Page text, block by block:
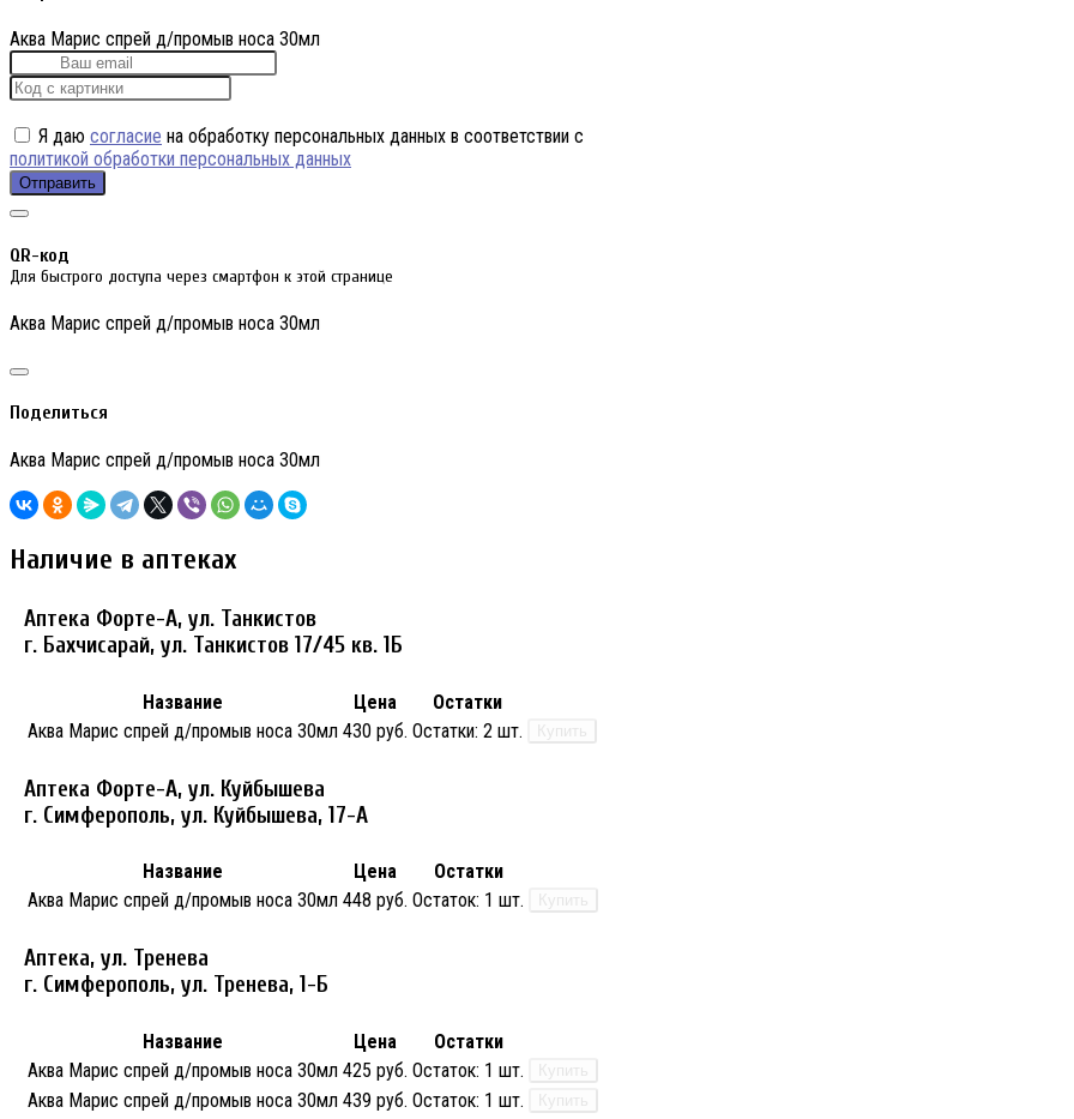
Аква Марис спрей д/промыв носа 30мл
Я даю согласие на обработку персональных данных в соответствии с
политикой обработки персональных данных
Отправить
QR-код
Для быстрого доступа через смартфон к этой странице
Аква Марис спрей д/промыв носа 30мл
Поделиться
Аква Марис спрей д/промыв носа 30мл
Наличие в аптеках
Аптека Форте-А, ул. Танкистов
г. Бахчисарай, ул. Танкистов 17/45 кв. 1Б
Название Цена
Остатки
Аква Марис спрей д/промыв носа 30мл 430 руб. Остатки: 2 шт. Купить
Аптека Форте-А, ул. Куйбышева
г. Симферополь, ул. Куйбышева, 17-А
Название Цена
Остатки
Аква Марис спрей д/промыв носа 30мл 448 руб. Остаток: 1 шт. Купить
Аптека, ул. Тренева
г. Симферополь, ул. Тренева, 1-Б
Название Цена
Остатки
Аква Марис спрей д/промыв носа 30мл 425 руб. Остаток: 1 шт. Купить
Аква Марис спрей д/промыв носа 30мл 439 руб. Остаток: 1 шт. Купить